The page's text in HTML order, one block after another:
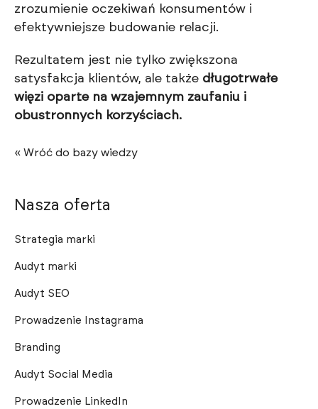
zrozumienie oczekiwań konsumentów i
efektywniejsze budowanie relacji.
Rezultatem jest nie tylko zwiększona
satysfakcja klientów, ale także długotrwałe
więzi oparte na wzajemnym zaufaniu i
obustronnych korzyściach.
« Wróć do bazy wiedzy
Nasza oferta
Strategia marki
Audyt marki
Audyt SEO
Prowadzenie Instagrama
Branding
Audyt Social Media
Prowadzenie LinkedIn